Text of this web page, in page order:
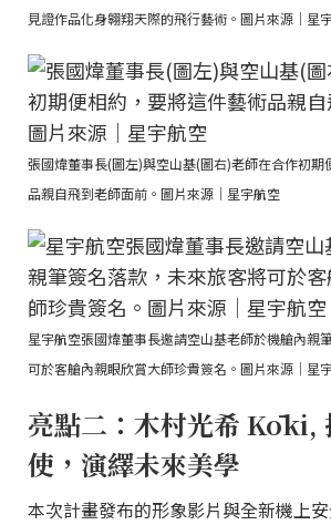
見證作品化身翱翔天際的飛行藝術。圖片來源｜星
張國煒董事長(圖左)與空山基(圖右)老師在合作初期
品親自飛到老師面前。圖片來源｜星宇航空
星宇航空張國煒董事長邀請空山基老師於機艙內親
可於客艙內親眼欣賞大師珍貴簽名。圖片來源｜星
亮點二：木村光希 Kōki,
使，演繹未來美學
本次計畫發布的形象影片與全新機上